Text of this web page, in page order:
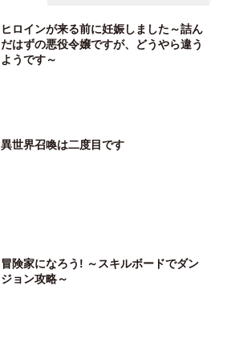
ヒロインが来る前に妊娠しました～詰ん
だはずの悪役令嬢ですが、どうやら違う
ようです～
異世界召喚は二度目です
冒険家になろう! ～スキルボードでダン
ジョン攻略～